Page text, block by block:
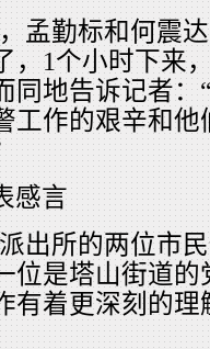
孟勤标和何震
，1个小时下来
同地告诉记者：
工作的艰辛和
感言
出所的两位市
位是塔山街道
有着更深刻的